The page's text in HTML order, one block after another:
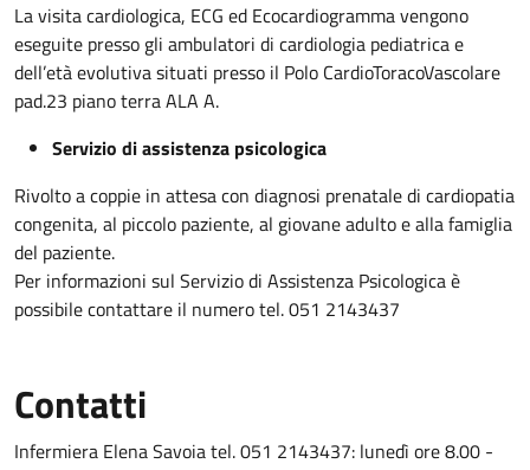
La visita cardiologica, ECG ed Ecocardiogramma vengono
eseguite presso gli ambulatori di cardiologia pediatrica e
dell’età evolutiva situati presso il Polo CardioToracoVascolare
pad.23 piano terra ALA A.
Servizio di assistenza psicologica
Rivolto a coppie in attesa con diagnosi prenatale di cardiopatia
congenita, al piccolo paziente, al giovane adulto e alla famiglia
del paziente.
Per informazioni sul Servizio di Assistenza Psicologica è
possibile contattare il numero tel. 051 2143437
Contatti
Infermiera Elena Savoia tel. 051 2143437: lunedì ore 8.00 -